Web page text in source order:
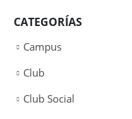
CATEGORÍAS
Campus
Club
Club Social